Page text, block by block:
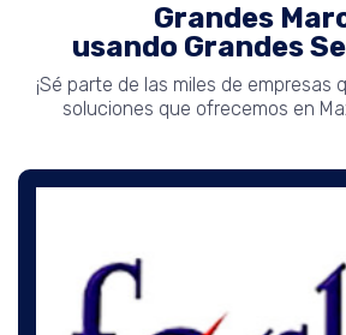
Grandes
usando Grandes
¡Sé parte de las miles de empresas
soluciones que ofrecemos en